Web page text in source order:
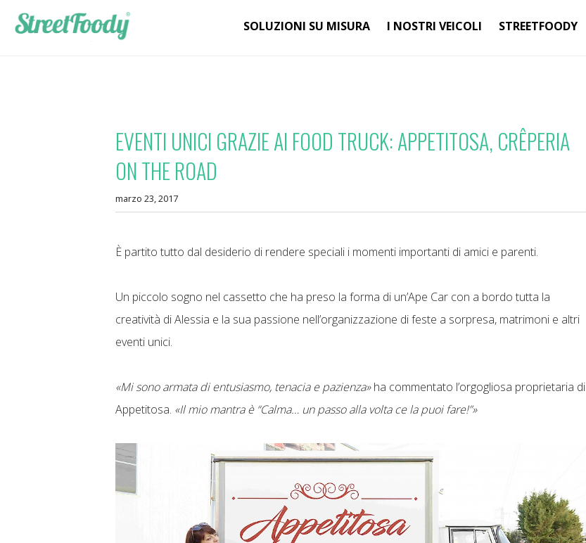
SOLUZIONI SU MISURA I NOSTRI VEICOLI STREETFOODY
EVENTI UNICI GRAZIE AI FOOD TRUCK: APPETITOSA, CRÊPERIA
ON THE ROAD
marzo 23, 2017
È partito tutto dal desiderio di rendere speciali i momenti importanti di amici e parenti.
Un piccolo sogno nel cassetto che ha preso la forma di un’Ape Car con a bordo tutta la
creatività di Alessia e la sua passione nell’organizzazione di feste a sorpresa, matrimoni e altri
eventi unici.
«Mi sono armata di entusiasmo, tenacia e pazienza»ha commentato l’orgogliosa proprietaria di
Appetitosa. «Il mio mantra è “Calma… un passo alla volta ce la puoi fare!”»